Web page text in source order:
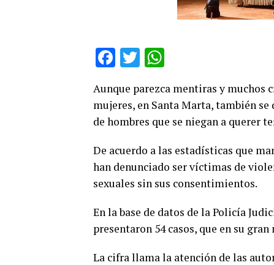
Facebook
Twitter
Aunque parezca mentiras y muchos
mujeres, en Santa Marta, también se
de hombres que se niegan a querer
De acuerdo a las estadísticas que
han denunciado ser víctimas de
sexuales sin sus consentimientos.
En la base de datos de la Policía
presentaron 54 casos, que en su
La cifra llama la atención de las